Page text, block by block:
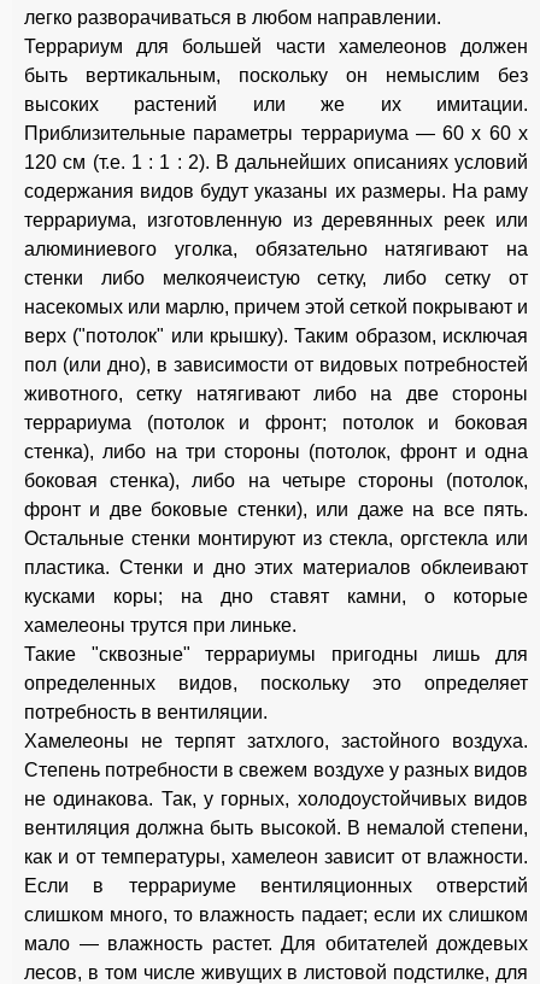
легко разворачиваться в любом направлении.
Террариум для большей части хамелеонов должен
быть вертикальным, поскольку он немыслим без
высоких растений или же их имитации.
Приблизительные параметры террариума — 60 х 60 х
120 см (т.е. 1 : 1 : 2). В дальнейших описаниях условий
содержания видов будут указаны их размеры. На раму
террариума, изготовленную из деревянных реек или
алюминиевого уголка, обязательно натягивают на
стенки либо мелкоячеистую сетку, либо сетку от
насекомых или марлю, причем этой сеткой покрывают и
верх ("потолок" или крышку). Таким образом, исключая
пол (или дно), в зависимости от видовых потребностей
животного, сетку натягивают либо на две стороны
террариума (потолок и фронт; потолок и боковая
стенка), либо на три стороны (потолок, фронт и одна
боковая стенка), либо на четыре стороны (потолок,
фронт и две боковые стенки), или даже на все пять.
Остальные стенки монтируют из стекла, оргстекла или
пластика. Стенки и дно этих материалов обклеивают
кусками коры; на дно ставят камни, о которые
хамелеоны трутся при линьке.
Такие "сквозные" террариумы пригодны лишь для
определенных видов, поскольку это определяет
потребность в вентиляции.
Хамелеоны не терпят затхлого, застойного воздуха.
Степень потребности в свежем воздухе у разных видов
не одинакова. Так, у горных, холодоустойчивых видов
вентиляция должна быть высокой. В немалой степени,
как и от температуры, хамелеон зависит от влажности.
Если в террариуме вентиляционных отверстий
слишком много, то влажность падает; если их слишком
мало — влажность растет. Для обитателей дождевых
лесов, в том числе живущих в листовой подстилке, для